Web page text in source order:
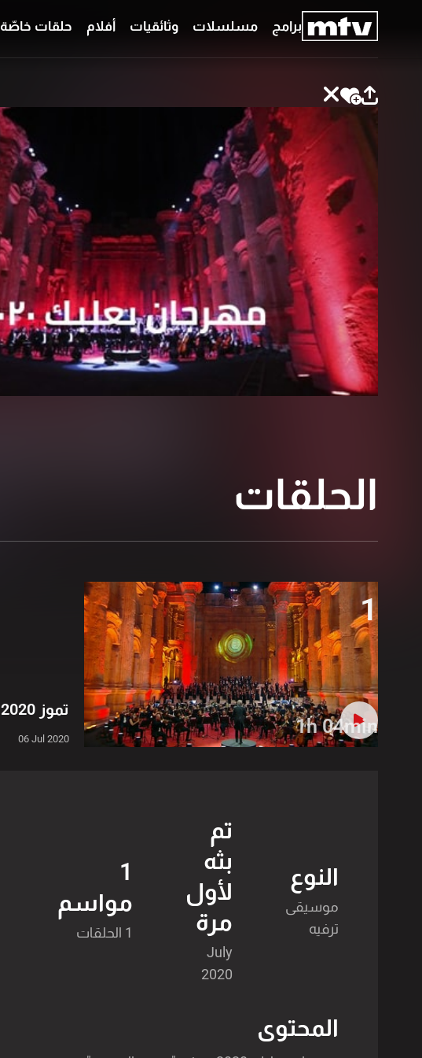
برامج مسلسلات وثائقيات أفلام حلقات خاصّة
برامج
وثائقيات
أفلام
خاصّة
بودكاست
جدول
البرامج
قائمتي
Faq
الترددات
تواصل
معنا
الإسـتخدام
سياسة
الخصوصية
الحلقات
1
1h 04min
05 تموز 2020
06 Jul 2020
النوع
موسيقى
ترفيه
تم
بثه
لأول
مرة
July
2020
1
مواسم
1 الحلقات
المحتوى